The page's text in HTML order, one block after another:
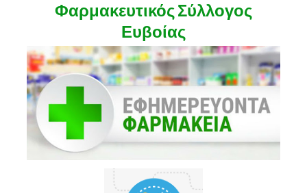
Φαρμακευτικός Σύλλογος
Ευβοίας